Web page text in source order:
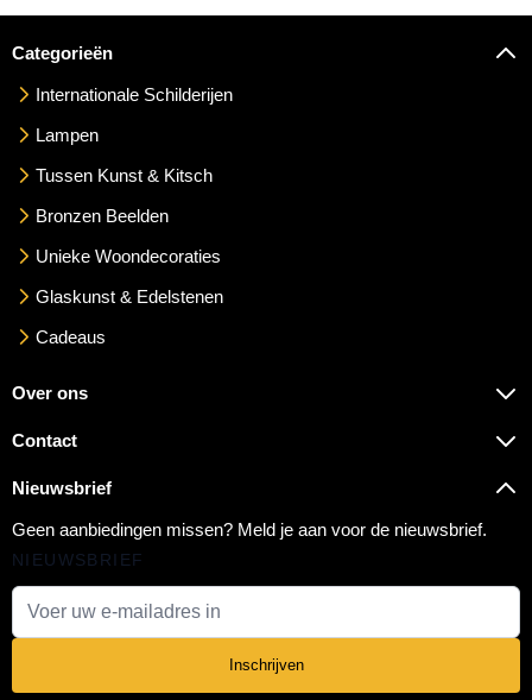
Categorieën
Internationale Schilderijen
Lampen
Tussen Kunst & Kitsch
Bronzen Beelden
Unieke Woondecoraties
Glaskunst & Edelstenen
Cadeaus
Over ons
Contact
Nieuwsbrief
Geen aanbiedingen missen? Meld je aan voor de nieuwsbrief.
NIEUWSBRIEF
Inschrijven